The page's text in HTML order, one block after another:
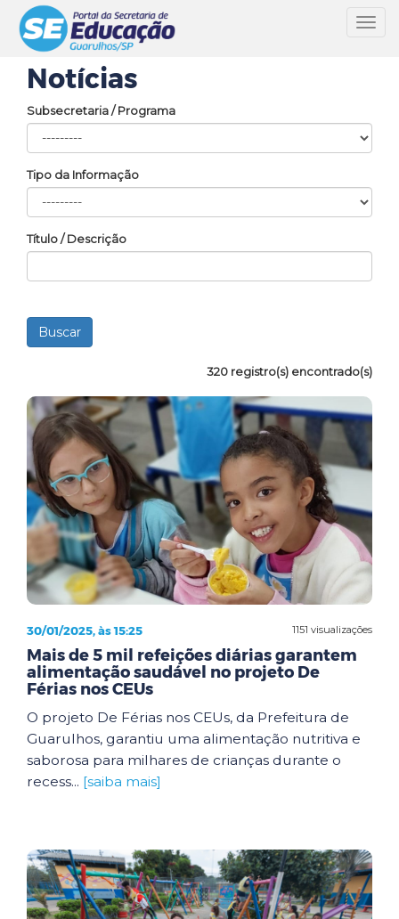
Notícias
Subsecretaria / Programa
Tipo da Informação
Título / Descrição
320 registro(s) encontrado(s)
1151 visualizações
30/01/2025, às 15:25
Mais de 5 mil refeições diárias garantem
alimentação saudável no projeto De
Férias nos CEUs
O projeto De Férias nos CEUs, da Prefeitura de
Guarulhos, garantiu uma alimentação nutritiva e
saborosa para milhares de crianças durante o
recess... [saiba mais]